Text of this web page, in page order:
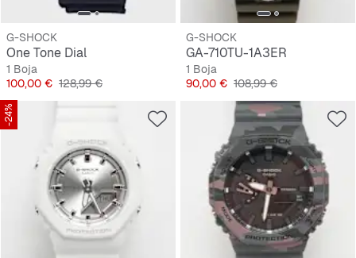
G-SHOCK
One Tone Dial
1 Boja
Cijena
100,00 € Originalna cijena
128,99 €
G-SHOCK
GA-710TU-1A3ER
1 Boja
Cijena
90,00 € Originalna cijena
108,99 €
-24%